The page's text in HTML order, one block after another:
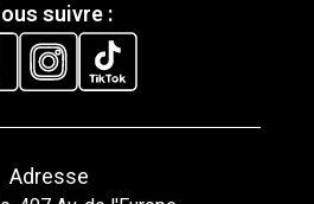
suivre :
Adresse